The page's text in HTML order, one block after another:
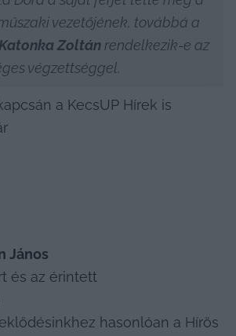
vezetőjének, továbbá a
Zoltán rendelkezik-e az
végzettséggel.
János
és az érintett
hasonlóan a Hírös